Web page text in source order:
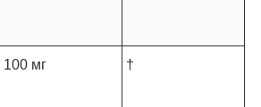
100 мг †